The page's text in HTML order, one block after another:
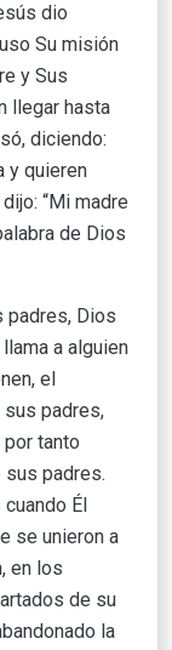
dio
Su misión
y Sus
llegar hasta
diciendo:
y quieren
“Mi madre
de Dios
padres, Dios
a alguien
el
sus padres,
tanto
padres.
Él
se unieron a
en los
de su
la